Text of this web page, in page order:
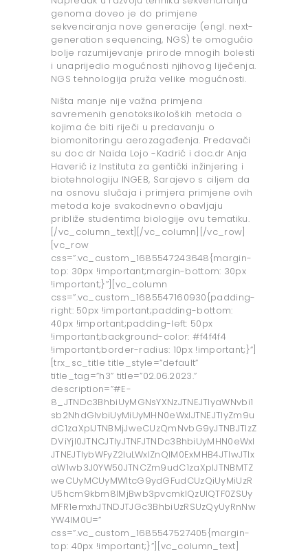
genoma doveo je do primjene
sekvenciranja nove generacije (engl. next-
generation sequencing, NGS) te omogućio
bolje razumijevanje prirode mnogih bolesti
i unaprijedio mogućnosti njihovog liječenja.
NGS tehnologija pruža velike mogućnosti.
Ništa manje nije važna primjena
savremenih genotoksikoloških metoda o
kojima će biti riječi u predavanju o
biomonitoringu aerozagađenja. Predavači
su doc dr Naida Lojo -Kadrić i doc.dr Anja
Haverić iz Instituta za gentički inžinjering i
biotehnologiju INGEB, Sarajevo s ciljem da
na osnovu slučaja i primjera primjene ovih
metoda koje svakodnevno obavljaju
približe studentima biologije ovu tematiku.
[/vc_column_text][/vc_column][/vc_row]
[vc_row
css=”.vc_custom_1685547243648{margin-
top: 30px !important;margin-bottom: 30px
!important;}”][vc_column
css=”.vc_custom_1685547160930{padding-
right: 50px !important;padding-bottom:
40px !important;padding-left: 50px
!important;background-color: #f4f4f4
!important;border-radius: 10px !important;}”]
[trx_sc_title title_style=”default”
title_tag=”h3” title=”02.06.2023.”
description=”#E-
8_JTNDc3BhbiUyMGNsYXNzJTNEJTIyaWNvbi1
sb2NhdGlvbiUyMiUyMHN0eWxlJTNEJTIyZm9u
dC1zaXplJTNBMjJweCUzQmNvbG9yJTNBJTIzZ
DViYjI0JTNCJTIyJTNFJTNDc3BhbiUyMHN0eWxl
JTNEJTIybWFyZ2luLWxlZnQlM0ExMHB4JTIwJTIx
aW1wb3J0YW50JTNCZm9udC1zaXplJTNBMTZ
weCUyMCUyMWltcG9ydGFudCUzQiUyMiUzR
U5hcm9kbm8lMjBwb3pvcmklQzUlQTF0ZSUy
MFR1emxhJTNDJTJGc3BhbiUzRSUzQyUyRnNw
YW4lM0U=”
css=”.vc_custom_1685547527405{margin-
top: 40px !important;}”][vc_column_text]